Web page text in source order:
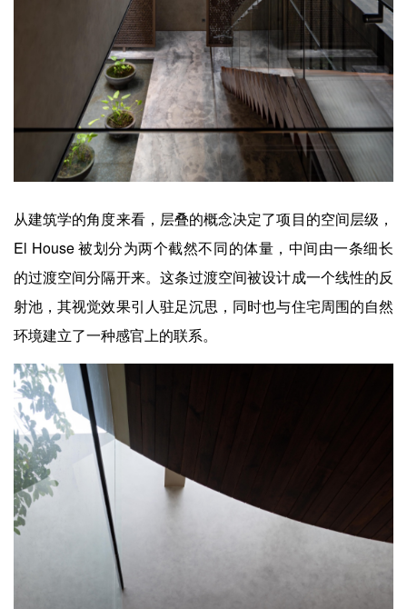
从建筑学的角度来看，层叠的概念决定了项目的空间层级，
El House 被划分为两个截然不同的体量，中间由一条细长
的过渡空间分隔开来。这条过渡空间被设计成一个线性的反
射池，其视觉效果引人驻足沉思，同时也与住宅周围的自然
环境建立了一种感官上的联系。